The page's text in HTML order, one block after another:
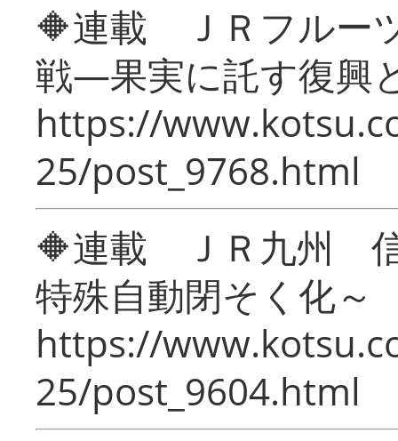
🔶連載 ＪＲフルー
戦―果実に託す復興
https://
25/post_9768.html
🔶連載 ＪＲ九州 信
特殊自動閉そく化～
https://
25/post_9604.html